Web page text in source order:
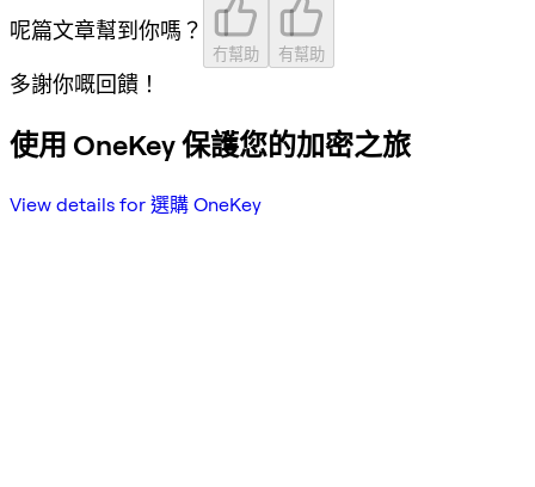
呢篇文章幫到你嗎？
冇幫助 有幫助
多謝你嘅回饋！
使用 OneKey 保護您的加密之旅
View details for 選購 OneKey